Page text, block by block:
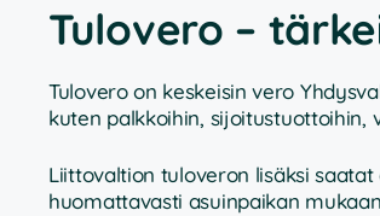
Tulovero –
Tulovero on keskeisin vero
kuten palkkoihin,
Liittovaltion tuloveron lisäksi
huomattavasti asuinpaikan